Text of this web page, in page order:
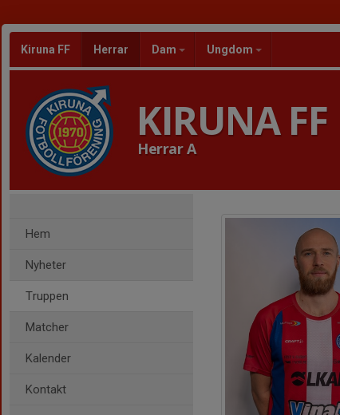
Kiruna FF Herrar Dam Ungdom
KIRUNA FF
Herrar A
Hem
Nyheter
Truppen
Matcher
Kalender
Kontakt